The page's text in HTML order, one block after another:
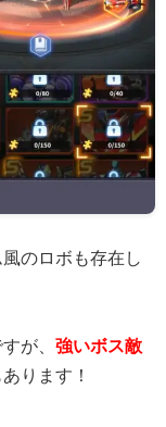
のロボも存在し
が、 強いボス敵
ります！